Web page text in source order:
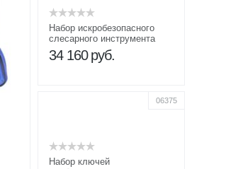
Набор искробезопасного
слесарного инструмента
НИСИ
34 160 руб.
06375
Набор ключей